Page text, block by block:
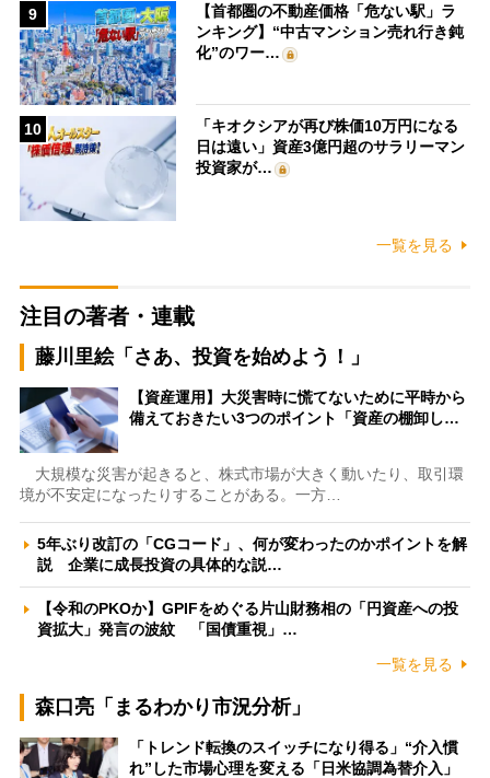
9
【首都圏の不動産価格「危ない駅」ラ
ンキング】“中古マンション売れ行き鈍
化”のワー…
10
「キオクシアが再び株価10万円になる
日は遠い」資産3億円超のサラリーマン
投資家が…
一覧を見る
注目の著者・連載
藤川里絵「さあ、投資を始めよう！」
【資産運用】大災害時に慌てないために平時から
備えておきたい3つのポイント「資産の棚卸し…
大規模な災害が起きると、株式市場が大きく動いたり、取引環
境が不安定になったりすることがある。一方…
5年ぶり改訂の「CGコード」、何が変わったのかポイントを解
説 企業に成長投資の具体的な説…
【令和のPKOか】GPIFをめぐる片山財務相の「円資産への投
資拡大」発言の波紋 「国債重視」…
一覧を見る
森口亮「まるわかり市況分析」
「トレンド転換のスイッチになり得る」“介入慣
れ”した市場心理を変える「日米協調為替介入」